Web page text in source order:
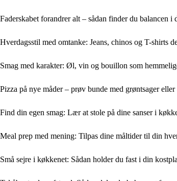
Faderskabet forandrer alt – sådan finder du balancen i
Hverdagsstil med omtanke: Jeans, chinos og T-shirts
Smag med karakter: Øl, vin og bouillon som
Pizza på nye måder – prøv bunde med grøntsager eller
Find din egen smag: Lær at stole på dine sanser i
Meal prep med mening: Tilpas dine måltider til din
Små sejre i køkkenet: Sådan holder du fast i din